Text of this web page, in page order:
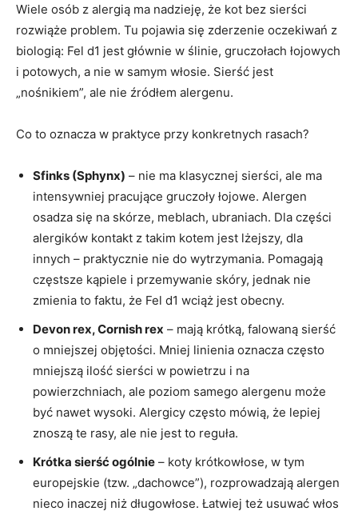
Wiele osób z alergią ma nadzieję, że kot bez sierści
rozwiąże problem. Tu pojawia się zderzenie oczekiwań z
biologią: Fel d1 jest głównie w ślinie, gruczołach łojowych
i potowych, a nie w samym włosie. Sierść jest
„nośnikiem”, ale nie źródłem alergenu.
Co to oznacza w praktyce przy konkretnych rasach?
Sfinks (Sphynx) – nie ma klasycznej sierści, ale ma
intensywniej pracujące gruczoły łojowe. Alergen
osadza się na skórze, meblach, ubraniach. Dla części
alergików kontakt z takim kotem jest lżejszy, dla
innych – praktycznie nie do wytrzymania. Pomagają
częstsze kąpiele i przemywanie skóry, jednak nie
zmienia to faktu, że Fel d1 wciąż jest obecny.
Devon rex, Cornish rex – mają krótką, falowaną sierść
o mniejszej objętości. Mniej linienia oznacza często
mniejszą ilość sierści w powietrzu i na
powierzchniach, ale poziom samego alergenu może
być nawet wysoki. Alergicy często mówią, że lepiej
znoszą te rasy, ale nie jest to reguła.
Krótka sierść ogólnie – koty krótkowłose, w tym
europejskie (tzw. „dachowce”), rozprowadzają alergen
nieco inaczej niż długowłose. Łatwiej też usuwać włos